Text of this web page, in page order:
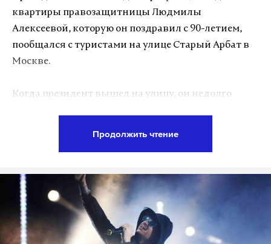
квартиры правозащитницы Людмилы
Алексеевой, которую он поздравил с 90-летием,
пообщался с туристами на улице Старый Арбат в
Москве.
Когда президент вышел на улицу, он недолго
Перед тем как сесть в автомобиль, президент
обнял женщину, а та поцеловала его в щеку.
Подпишитесь на Daily Storm вMAX. Он
Продолжить чтение